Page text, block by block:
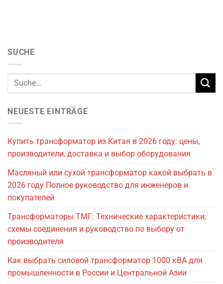
SUCHE
NEUESTE EINTRÄGE
Купить трансформатор из Китая в 2026 году: цены,
производители, доставка и выбор оборудования
Масляный или сухой трансформатор какой выбрать в
2026 году Полное руководство для инженеров и
покупателей
Трансформаторы ТМГ: Технические характеристики,
схемы соединения и руководство по выбору от
производителя
Как выбрать силовой трансформатор 1000 кВА для
промышленности в России и Центральной Азии